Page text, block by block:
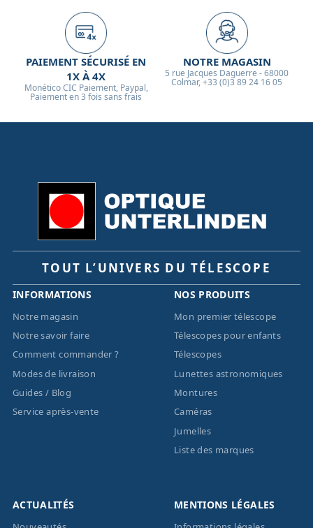
PAIEMENT SÉCURISÉ EN
1X À 4X
Monético CIC Paiement, Paypal,
Paiement en 3 fois sans frais
NOTRE MAGASIN
5 rue Jacques Daguerre - 68000
Colmar, +33 (0)3 89 24 16 05
TOUT L’UNIVERS DU TÉLESCOPE
INFORMATIONS
Notre magasin
Notre savoir faire
Comment commander ?
Modes de livraison
Guides / Blog
Service après-vente
NOS PRODUITS
Mon premier télescope
Télescopes pour enfants
Télescopes
Lunettes astronomiques
Montures
Caméras
Jumelles
Liste des marques
ACTUALITÉS MENTIONS LÉGALES